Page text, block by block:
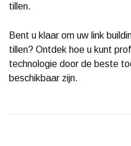
tillen.
Bent u klaar om uw link
tillen? Ontdek hoe u kunt
technologie door de beste
beschikbaar zijn.